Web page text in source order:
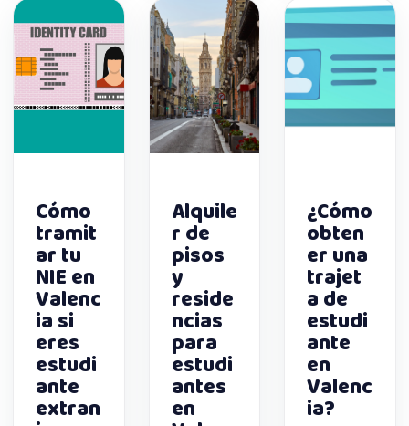
Cómo
tramit
ar tu
NIE en
Valenc
ia si
eres
estudi
ante
extran
Alquile
r de
pisos
y
reside
ncias
para
estudi
antes
en
¿Cómo
obten
er una
trajet
a de
estudi
ante
en
Valenc
ia?